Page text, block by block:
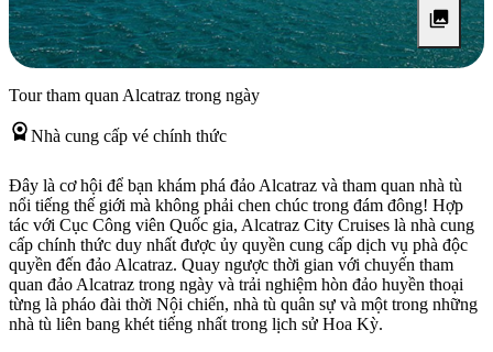
Tour tham quan Alcatraz trong ngày
Nhà cung cấp vé chính thức
Đây là cơ hội để bạn khám phá đảo Alcatraz và tham quan nhà tù
nổi tiếng thế giới mà không phải chen chúc trong đám đông! Hợp
tác với Cục Công viên Quốc gia, Alcatraz City Cruises là nhà cung
cấp chính thức duy nhất được ủy quyền cung cấp dịch vụ phà độc
quyền đến đảo Alcatraz. Quay ngược thời gian với chuyến tham
quan đảo Alcatraz trong ngày và trải nghiệm hòn đảo huyền thoại
từng là pháo đài thời Nội chiến, nhà tù quân sự và một trong những
nhà tù liên bang khét tiếng nhất trong lịch sử Hoa Kỳ.